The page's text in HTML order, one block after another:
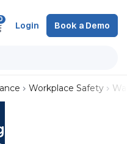
Login Book a Demo
Workplace Safety